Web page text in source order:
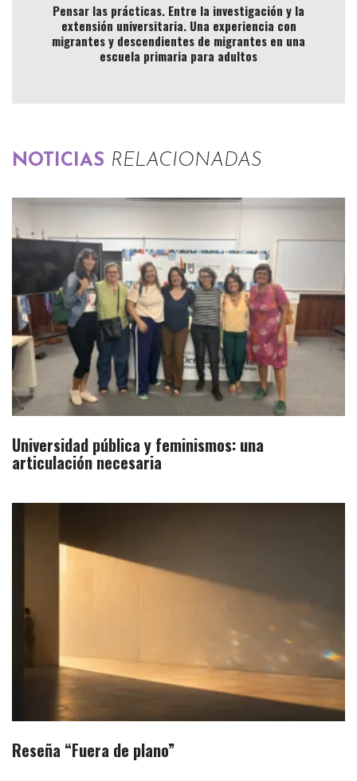
Pensar las prácticas. Entre la investigación y la
extensión universitaria. Una experiencia con
migrantes y descendientes de migrantes en una
escuela primaria para adultos
NOTICIAS RELACIONADAS
Universidad pública y feminismos: una
articulación necesaria
Reseña “Fuera de plano”